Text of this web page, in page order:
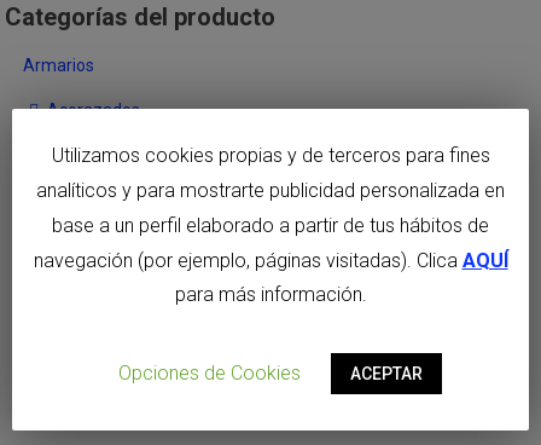
Categorías del producto
Armarios
Acorazados
Blindados
Ignífugos
Soporte magnético
Utilizamos cookies propias y de terceros para fines
analíticos y para mostrarte publicidad personalizada en
base a un perfil elaborado a partir de tus hábitos de
navegación (por ejemplo, páginas visitadas). Clica AQUÍ
para más información.
Opciones de Cookies ACEPTAR